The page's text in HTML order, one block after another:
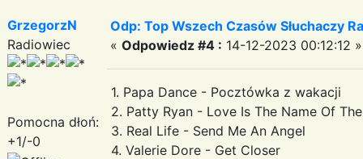
GrzegorzN
Radiowiec
Pomocna dłoń:
+1/-0
Odp: Top Wszech Czasów Słuchaczy
« Odpowiedz #4 : 14-12-2023 00:12:12 »
1. Papa Dance - Pocztówka z wakacji
2. Patty Ryan - Love Is The Name Of
3. Real Life - Send Me An Angel
4. Valerie Dore - Get Closer